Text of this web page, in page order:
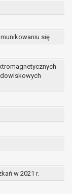
się
w 2021 r.
dla
a w
do
z